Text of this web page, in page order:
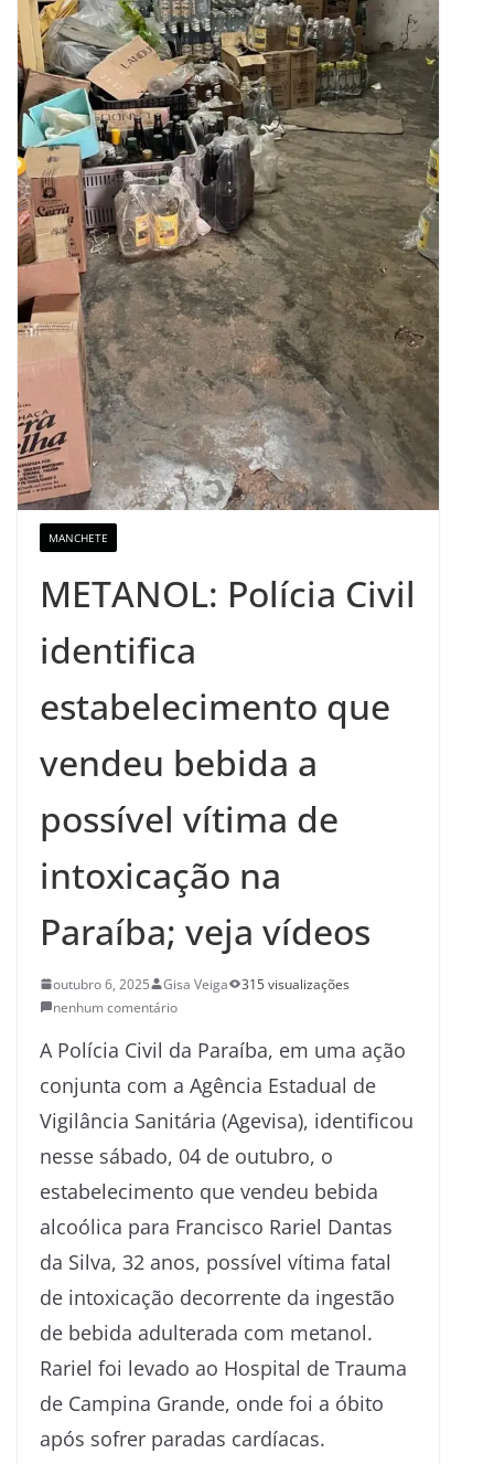
MANCHETE
METANOL: Polícia Civil
identifica
estabelecimento que
vendeu bebida a
possível vítima de
intoxicação na
Paraíba; veja vídeos
outubro 6, 2025 Gisa Veiga
315 visualizações
nenhum comentário
A Polícia Civil da Paraíba, em uma ação
conjunta com a Agência Estadual de
Vigilância Sanitária (Agevisa), identificou
nesse sábado, 04 de outubro, o
estabelecimento que vendeu bebida
alcoólica para Francisco Rariel Dantas
da Silva, 32 anos, possível vítima fatal
de intoxicação decorrente da ingestão
de bebida adulterada com metanol.
Rariel foi levado ao Hospital de Trauma
de Campina Grande, onde foi a óbito
após sofrer paradas cardíacas.